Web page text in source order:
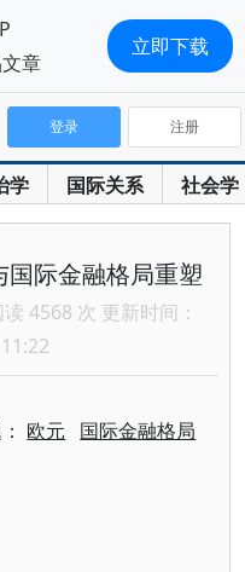
学 国际关系 社会学
登录 注册
国际金融格局重塑
4568 次 更新时间：
欧元 国际金融格局
章
立即下载